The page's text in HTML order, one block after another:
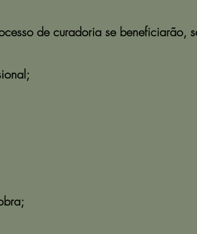
de curadoria se beneficiarão,